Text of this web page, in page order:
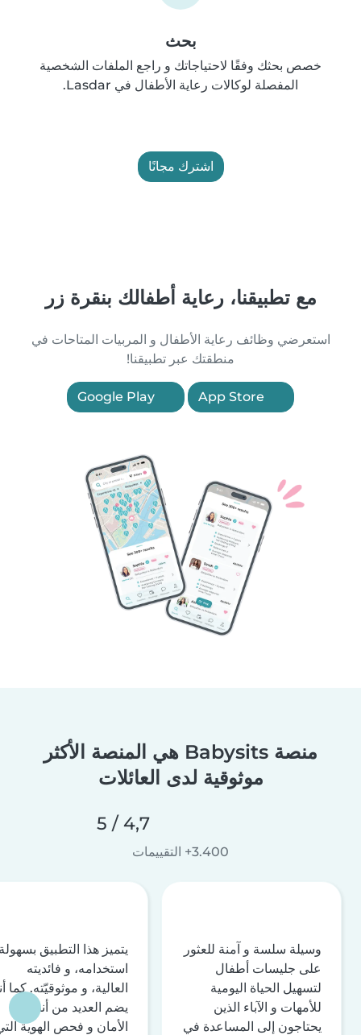
بحث
خصص بحثك وفقًا لاحتياجاتك و راجع الملفات الشخصية
المفصلة لوكالات رعاية الأطفال في Lasdar.
اشترك مجانًا
مع تطبيقنا، رعاية أطفالك بنقرة زر
استعرضي وظائف رعاية الأطفال و المربيات المتاحات في
منطقتك عبر تطبيقنا!
منصة Babysits هي المنصة الأكثر
موثوقية لدى العائلات
4,7 / 5
3.400+ التقييمات
وسيلة سلسة و آمنة للعثور
على جليسات أطفال
لتسهيل الحياة اليومية
للأمهات و الآباء الذين
يحتاجون إلى المساعدة في
يتميز هذا التطبيق
استخدامه، و فائديته
العالية، و موثوقيّته. كما
يضم العديد من أنظمة
الأمان و فحص الهوية